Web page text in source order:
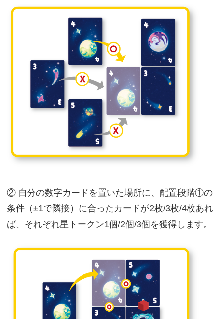
② 自分の数字カードを置いた場所に、配置段階①の
条件（±1で隣接）に合ったカードが2枚/3枚/4枚あれ
ば、それぞれ星トークン1個/2個/3個を獲得します。